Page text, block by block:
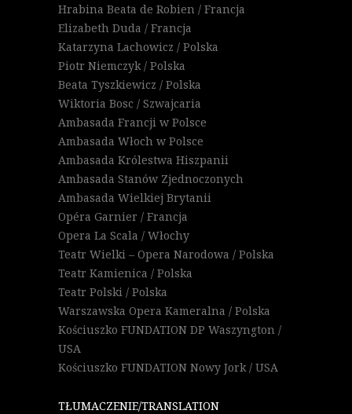
Hrabina Beata de Robien / Francja
Elizabeth Duda / Francja
Katarzyna Lachowicz / Polska
Piotr Niemczyk / Polska
Beata Tyszkiewicz / Polska
Wiktoria Bosc / Szwajcaria
Ambasada Francji w Polsce
Ambasada Włoch w Polsce
Ambasada Królestwa Hiszpanii
Ambasada Stanów Zjednoczonych
Ambasada Wielkiej Brytanii
Opéra Garnier / Francja
Opera La Scala / Włochy
Teatr Wielki – Opera Narodowa / Polska
Teatr Kamienica / Polska
Teatr Polski / Polska
Warszawska Opera Kameralna / Polska
Kościuszko FUNDATION DP Waszyngton /
USA
Kościuszko FUNDATION Nowy Jork / USA
TŁUMACZENIE/TRANSLATION